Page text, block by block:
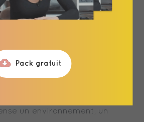
la clé de voute de la
C’est grâce à ses
de l’enfant, sa capacité
la construction psychique
un environnement, un
Pack gratuit